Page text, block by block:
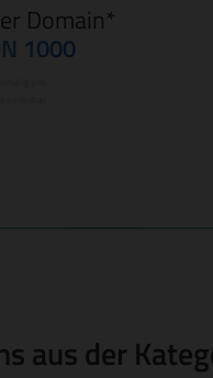
Domain*
1000
aus der